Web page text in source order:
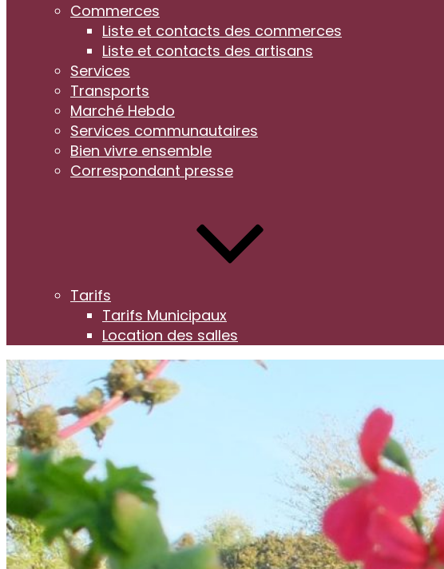
Commerces
Liste et contacts des commerces
Liste et contacts des artisans
Services
Transports
Marché Hebdo
Services communautaires
Bien vivre ensemble
Correspondant presse
Tarifs
Tarifs Municipaux
Location des salles